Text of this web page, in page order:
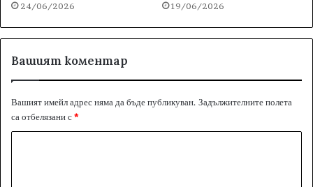
24/06/2026 19/06/2026
Вашият коментар
Вашият имейл адрес няма да бъде публикуван. Задължителните полета
са отбелязани с*